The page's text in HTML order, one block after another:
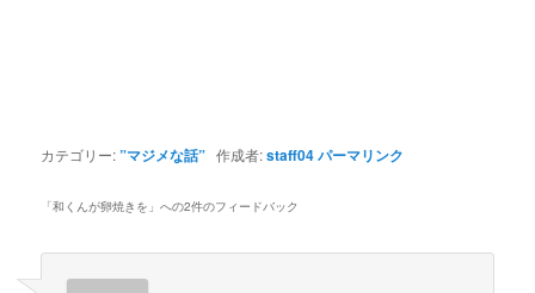
カテゴリー:”マジメな話” 作成者:staff04パーマリンク
「和くんが卵焼きを 」への2件のフィードバック